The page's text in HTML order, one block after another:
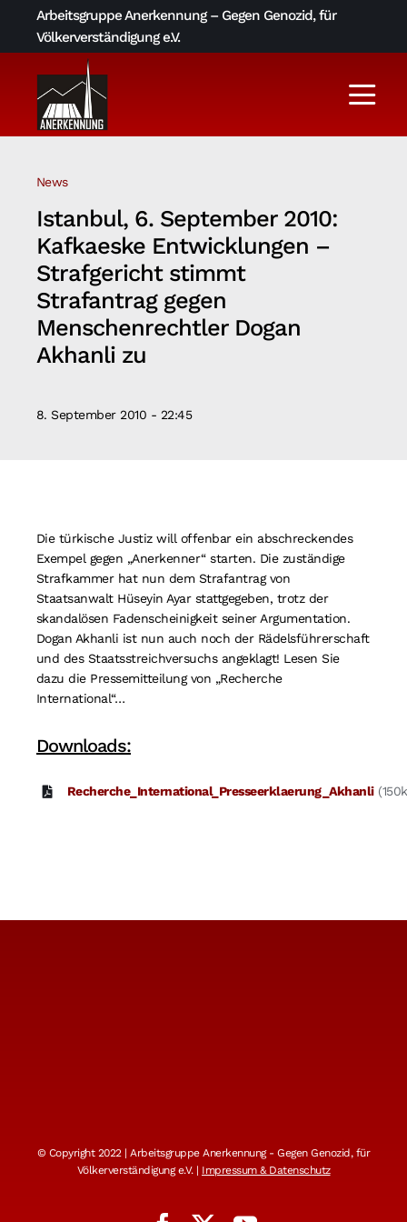
Arbeitsgruppe Anerkennung – Gegen Genozid, für
Völkerverständigung e.V.
Über uns
AGA-Archiv
Literatur und Links
News
Istanbul, 6. September 2010:
Kafkaeske Entwicklungen –
Strafgericht stimmt
Strafantrag gegen
Menschenrechtler Dogan
Akhanli zu
8. September 2010 - 22:45
Die türkische Justiz will offenbar ein abschreckendes
Exempel gegen „Anerkenner“ starten. Die zuständige
Strafkammer hat nun dem Strafantrag von
Staatsanwalt Hüseyin Ayar stattgegeben, trotz der
skandalösen Fadenscheinigkeit seiner Argumentation.
Dogan Akhanli ist nun auch noch der Rädelsführerschaft
und des Staatsstreichversuchs angeklagt! Lesen Sie
dazu die Pressemitteilung von „Recherche
International“…
Downloads:
Recherche_International_Presseerklaerung_Akhanli
© Copyright 2022 | Arbeitsgruppe Anerkennung - Gegen Genozid, für
Völkerverständigung e.V. | Impressum & Datenschutz